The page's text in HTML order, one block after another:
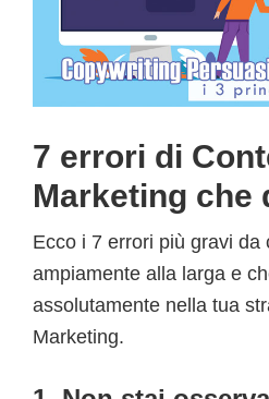
7 errori di
Marketing che
Ecco i 7 errori più gravi da
ampiamente alla larga e
assolutamente nella tua
Marketing.